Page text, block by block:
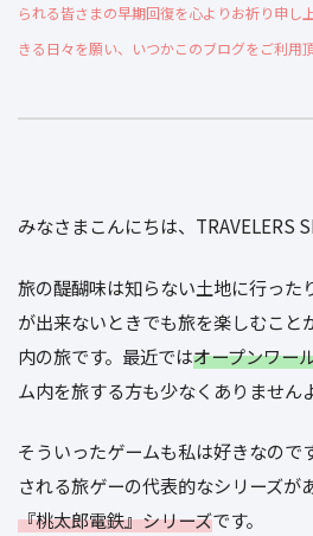
られる皆さまの早期回復を心よりお祈り申し
きる日々を願い、いつかこのブログをご利用
みなさまこんにちは、TRAVELERS
旅の醍醐味は知らない土地に行った
が出来ないときでも旅を楽しむこと
内の旅です。最近ではオープンワー
ム内を旅する方も少なくありません
そういったゲームも私は好きなので
される旅ゲーの代表的なシリーズが
『桃太郎電鉄』シリーズです。